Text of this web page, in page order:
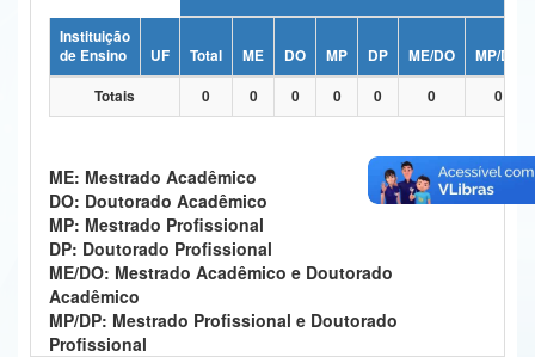
Ministério da Ciência, Tecnologia, Inovações e Comunicações
Ministério do Meio Ambiente
Ministério do Desenvolvimento Regional
Controladoria-Geral da União
Ministério da Mulher, da Família e dos Direitos Humanos
Secretaria-Geral
Instituição
de Ensino
UF Total ME DO MP DP ME/DO
MP/DP
Totais
0 0 0 0 0 0 0
ME: Mestrado Acadêmico
DO: Doutorado Acadêmico
MP: Mestrado Profissional
DP: Doutorado Profissional
ME/DO: Mestrado Acadêmico e Doutorado
Acadêmico
MP/DP: Mestrado Profissional e Doutorado
Profissional